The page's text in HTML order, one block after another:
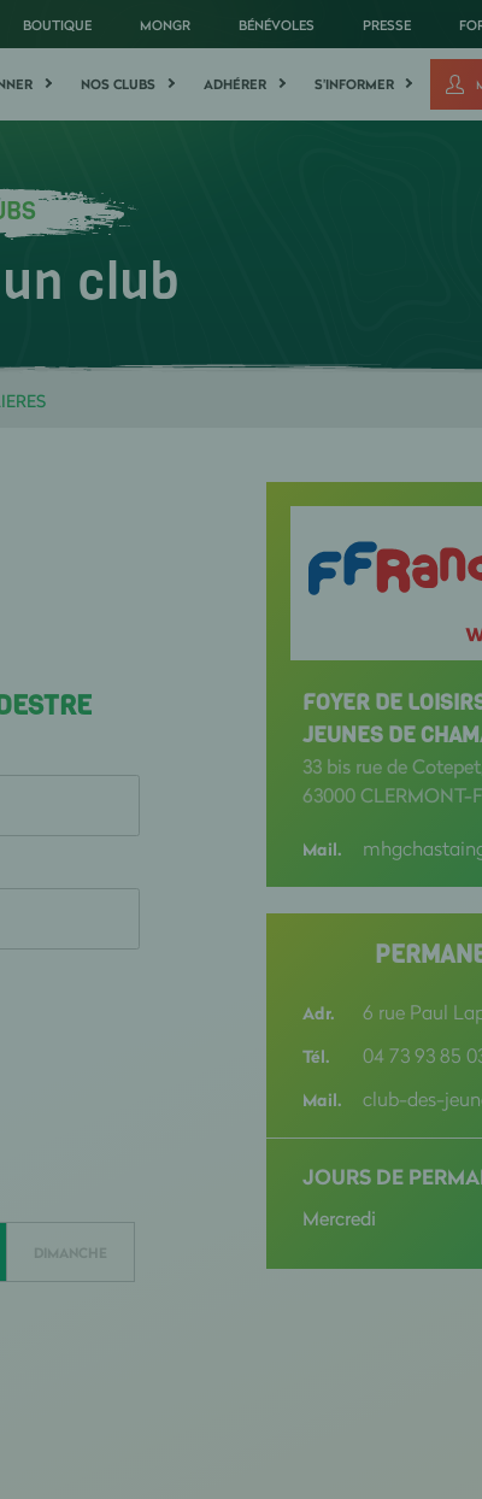
BOUTIQUE MONGR BÉNÉVOLES PRESSE
NOS CLUBS ADHÉRER S'INFORMER
club
DIMANCHE
FOYER DE
JEUNES DE
33 bis rue de Cotepet,
63000 CLERMONT-
Mail.
Adr. 6 rue Paul
Tél. 04 73 93 85
Mail. club-des-
JOURS DE
Mercredi